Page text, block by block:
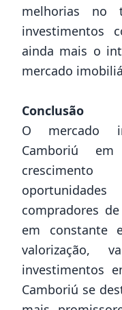
melhorias no
investimentos
ainda mais o
mercado
Conclusão
O mercado
Camboriú
compradores
em constante
valorização,
investimentos
Camboriú se